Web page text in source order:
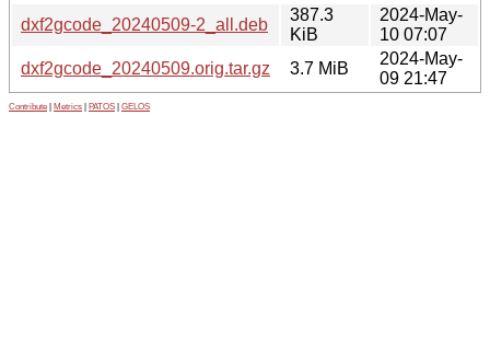
dxf2gcode_20240509-2_all.deb
387.3
KiB
2024-May-
10 07:07
dxf2gcode_20240509.orig.tar.gz
3.7 MiB
2024-May-
09 21:47
Contribute Metrics PATOS GELOS